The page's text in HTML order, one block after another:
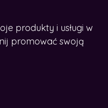
produkty i usługi w
promować swoją